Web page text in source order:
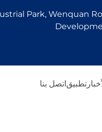
Park, Wenquan
تطبيقاتصل بنا